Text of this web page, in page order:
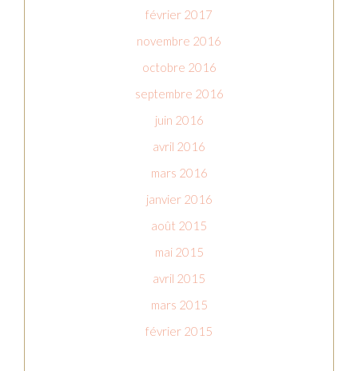
février 2017
novembre 2016
octobre 2016
septembre 2016
juin 2016
avril 2016
mars 2016
janvier 2016
août 2015
mai 2015
avril 2015
mars 2015
février 2015